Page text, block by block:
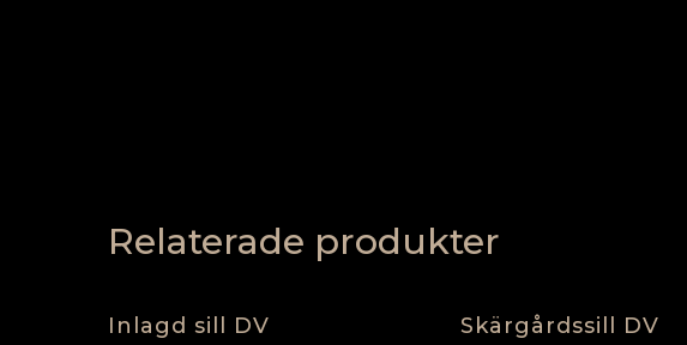
Relaterade produkter
Lägg I Varukorg
Inlagd sill DV Lägg I Varukorg
Skärgårdssill DV